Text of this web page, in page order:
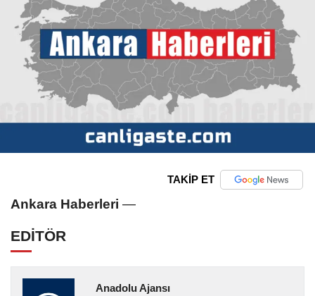
TAKİP ET
Ankara Haberleri —
EDİTÖR
Anadolu Ajansı